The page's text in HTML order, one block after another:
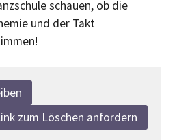
schauen, ob die
und der Takt
zum Löschen anfordern